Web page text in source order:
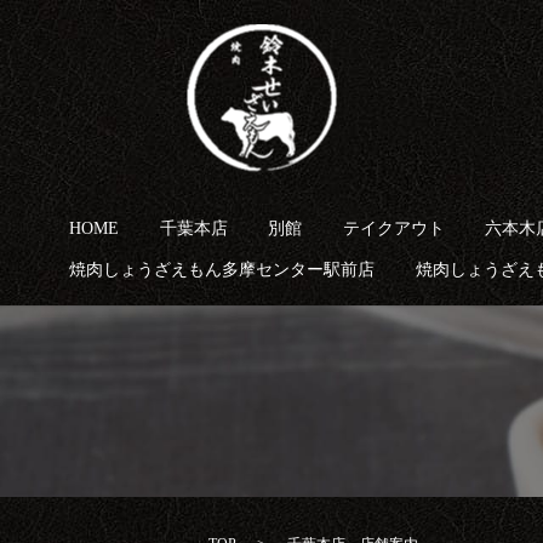
HOME 千葉本店 別館 テイクアウト 六本木
焼肉しょうざえもん多摩センター駅前店 焼肉しょうざえ